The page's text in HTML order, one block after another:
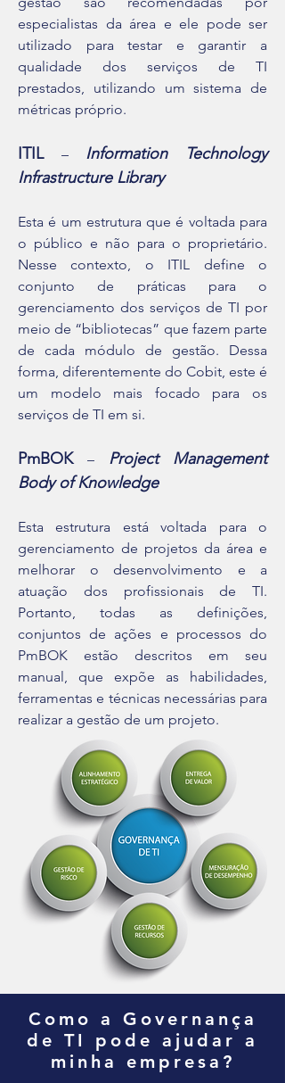
especialistas da área e ele pode ser
utilizado para testar e garantir a
qualidade dos serviços de TI
prestados, utilizando um sistema de
métricas próprio.
ITIL – Information Technology
Infrastructure Library
Esta é um estrutura que é voltada para
o público e não para o proprietário.
Nesse contexto, o ITIL define o
conjunto de práticas para o
gerenciamento dos serviços de TI por
meio de “bibliotecas” que fazem parte
de cada módulo de gestão. Dessa
forma, diferentemente do Cobit, este é
um modelo mais focado para os
serviços de TI em si.
PmBOK– Project Management
Body of Knowledge
Esta estrutura está voltada para o
gerenciamento de projetos da área e
melhorar o desenvolvimento e a
atuação dos profissionais de TI.
Portanto, todas as definições,
conjuntos de ações e processos do
PmBOK estão descritos em seu
manual, que expõe as habilidades,
ferramentas e técnicas necessárias para
realizar a gestão de um projeto.
Como a Governança
de TI pode ajudar a
minha empresa?